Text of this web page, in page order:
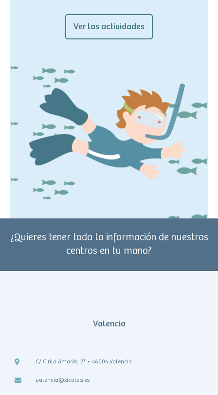
Ver las actividades
¿Quieres tener toda la información de nuestros
centros en tu mano?
Valencia
C/ Cirilo Amorós, 27 • 46004 Valencia
valencia@xicotets.es